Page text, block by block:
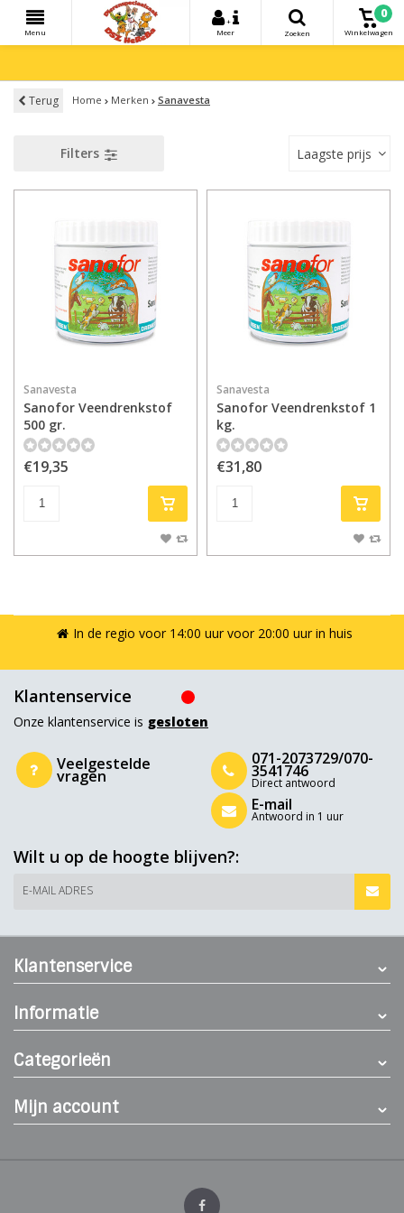
Menu
+
Meer
Zoeken
0
Winkelwagen
Terug Home Merken Sanavesta
Filters Laagste prijs
Sanavesta
Sanofor Veendrenkstof
500 gr.
€19,35
Sanavesta
Sanofor Veendrenkstof 1
kg.
€31,80
In de regio voor 14:00 uur voor 20:00 uur in huis
Klantenservice
Onze klantenservice is gesloten
Veelgestelde
vragen
071-2073729/070-
3541746
Direct antwoord
E-mail
Antwoord in 1 uur
Wilt u op de hoogte blijven?:
E-MAIL ADRES
Klantenservice
Informatie
Categorieën
Mijn account